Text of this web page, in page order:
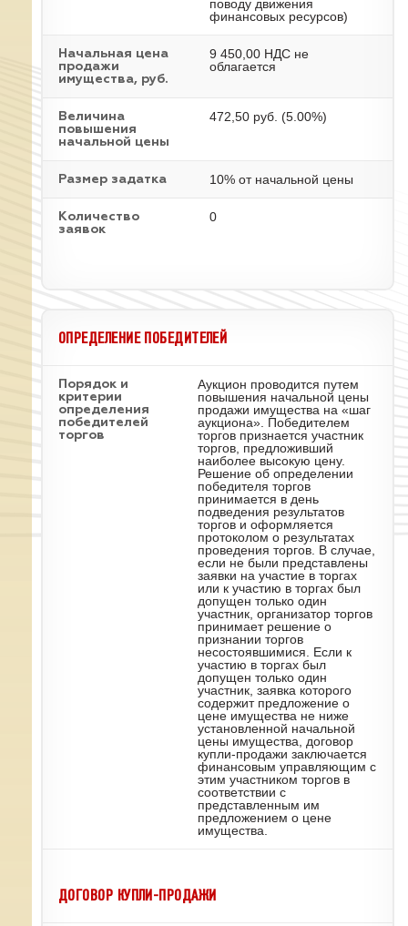
поводу движения
финансовых ресурсов)
Начальная цена
продажи
имущества, руб.
9 450,00 НДС не
облагается
Величина
повышения
начальной цены
472,50 руб. (5.00%)
Размер задатка 10% от начальной цены
Количество
заявок
0
ОПРЕДЕЛЕНИЕ ПОБЕДИТЕЛЕЙ
Порядок и
критерии
определения
победителей
торгов
Аукцион проводится путем
повышения начальной цены
продажи имущества на «шаг
аукциона». Победителем
торгов признается участник
торгов, предложивший
наиболее высокую цену.
Решение об определении
победителя торгов
принимается в день
подведения результатов
торгов и оформляется
протоколом о результатах
проведения торгов. В случае,
если не были представлены
заявки на участие в торгах
или к участию в торгах был
допущен только один
участник, организатор торгов
принимает решение о
признании торгов
несостоявшимися. Если к
участию в торгах был
допущен только один
участник, заявка которого
содержит предложение о
цене имущества не ниже
установленной начальной
цены имущества, договор
купли-продажи заключается
финансовым управляющим с
этим участником торгов в
соответствии с
представленным им
предложением о цене
имущества.
ДОГОВОР КУПЛИ-ПРОДАЖИ